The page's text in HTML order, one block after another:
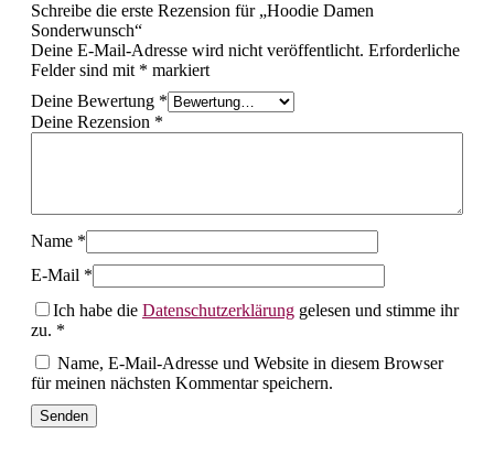
Schreibe die erste Rezension für „Hoodie Damen
Sonderwunsch“
Deine E-Mail-Adresse wird nicht veröffentlicht. Erforderliche
Felder sind mit * markiert
Deine Bewertung *
Deine Rezension *
Name *
E-Mail *
Ich habe die Datenschutzerklärung gelesen und stimme ihr
zu. *
Name, E-Mail-Adresse und Website in diesem Browser
für meinen nächsten Kommentar speichern.